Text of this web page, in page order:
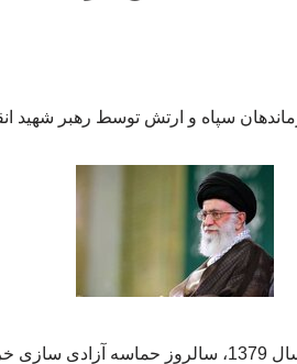
سپاه و ارتش توسط رهبر شهید
به گزارش اد فروت، در آستانه سوم خرداد سال 1379،